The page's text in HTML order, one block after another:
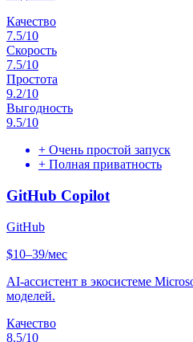
Качество
7.5/10
Скорость
7.5/10
Простота
9.2/10
Выгодность
9.5/10
+ Очень простой запуск
+ Полная приватность
GitHub Copilot
GitHub
$10–39/мес
AI-ассистент в экосистеме
моделей.
Качество
8.5/10